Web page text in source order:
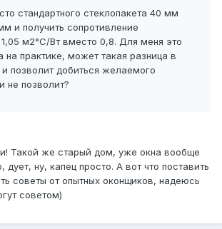
стандартного стеклопакета 40 мм
и получить сопротивление
м2°C/Вт вместо 0,8. Для меня это
на практике, может такая разница в
позволит добиться желаемого
не позволит?
Такой же старый дом, уже окна вообще
дует, ну, капец просто. А вот что поставить
советы от опытных оконщиков, надеюсь
советом)